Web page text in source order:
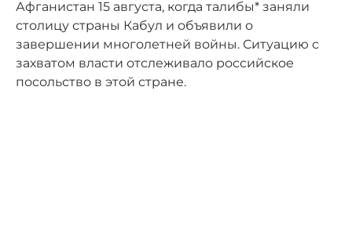
Афганистан 15 августа, когда талибы* заняли
столицу страны Кабул и объявили о
завершении многолетней войны. Ситуацию с
захватом власти отслеживало российское
посольство в этой стране.